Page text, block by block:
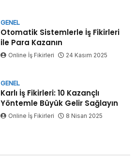
GENEL
Otomatik Sistemlerle İş Fikirleri
ile Para Kazanın
Online İş Fikirleri 24 Kasım 2025
GENEL
Karlı İş Fikirleri: 10 Kazançlı
Yöntemle Büyük Gelir Sağlayın
Online İş Fikirleri 8 Nisan 2025